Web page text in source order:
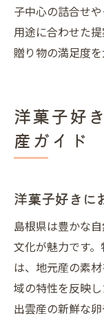
子中心の詰合せ
用途に合わせた
贈り物の満足度を
洋菓子好
産ガイド
洋菓子好きに
島根県は豊かな
文化が魅力です
は、地元産の素
域の特性を反映し
出雲産の新鮮な